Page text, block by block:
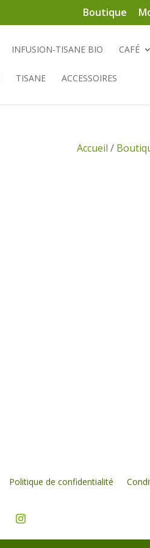
Boutique
INFUSION-TISANE BIO CAFÉ
TISANE ACCESSOIRES
Accueil /
Politique de confidentialité